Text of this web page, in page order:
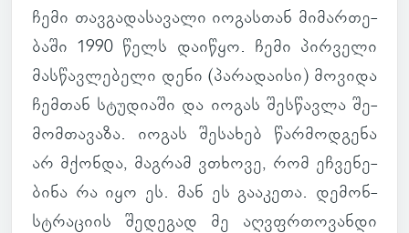
ჩემი თავ­გა­და­სა­ვალი იო­გას­თან მი­მარ­თე­
ბაში 1990 წელს და­ი­წყო. ჩემი პირ­ველი
მას­წავ­ლე­ბელი დენი (პა­რა­და­ისი) მო­ვიდა
ჩემ­თან სტუ­დი­აში და იოგას შეს­წავლა შე­
მომ­თა­ვაზა. იოგას შე­სა­ხებ წარ­მოდ­გენა
არ მქონდა, მაგ­რამ ვთხოვე, რომ ეჩ­ვე­ნე­
ბინა რა იყო ეს. მან ეს გა­ა­კეთა. დე­მონ­
სტრა­ციის შე­დე­გად მე აღვფრ­თო­ვანდი